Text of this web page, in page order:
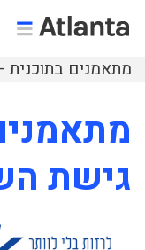
מתאמנים
גישת